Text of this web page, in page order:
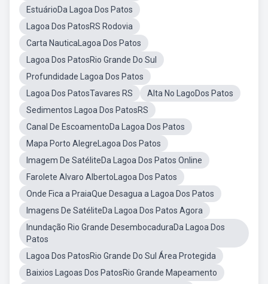
EstuárioDa Lagoa Dos Patos
Lagoa Dos PatosRS Rodovia
Carta NauticaLagoa Dos Patos
Lagoa Dos PatosRio Grande Do Sul
Profundidade Lagoa Dos Patos
Lagoa Dos PatosTavares RS
Alta No LagoDos Patos
Sedimentos Lagoa Dos PatosRS
Canal De EscoamentoDa Lagoa Dos Patos
Mapa Porto AlegreLagoa Dos Patos
Imagem De SatéliteDa Lagoa Dos Patos Online
Farolete Alvaro AlbertoLagoa Dos Patos
Onde Fica a PraiaQue Desagua a Lagoa Dos Patos
Imagens De SatéliteDa Lagoa Dos Patos Agora
Inundação Rio Grande DesembocaduraDa Lagoa Dos
Patos
Lagoa Dos PatosRio Grande Do Sul Área Protegida
Baixios Lagoas Dos PatosRio Grande Mapeamento